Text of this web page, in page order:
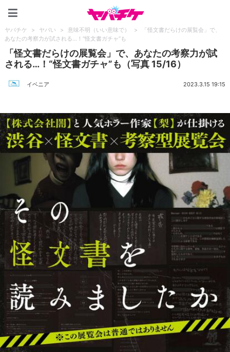
ヤバチケ > ヤバい > 意味不明（いい意味で） >
「怪文書だらけの展覧会」で、
あなたの考察力が試される…！“怪文書ガチャ”も
「怪文書だらけの展覧会」で、あなたの考察力が試
される…！“怪文書ガチャ”も（写真 15/16）
イベニア 2023.3.15 19:15